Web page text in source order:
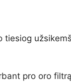
pro oro